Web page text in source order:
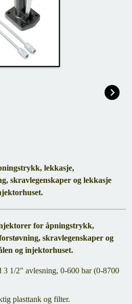
lekkasje,
skravlegenskaper og lekkasje
for åpningstrykk,
skravlegenskaper og
og injektorhuset.
3 1/2" avlesning, 0-600 bar (0-8700
plasttank og filter.